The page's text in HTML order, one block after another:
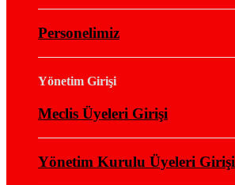
Personelimiz
Yönetim Girişi
Meclis Üyeleri Girişi
Yönetim Kurulu Üyeleri Girişi